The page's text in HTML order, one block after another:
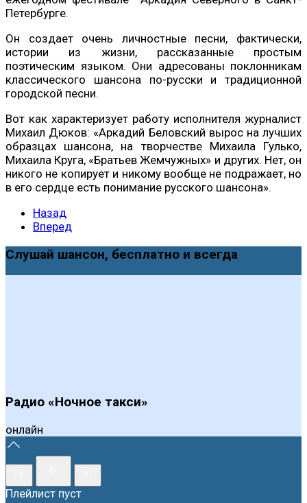
Петербурге.
Он создает очень личностные песни, фактически,
истории из жизни, рассказанные простым
поэтическим языком. Они адресованы поклонникам
классического шансона по-русски и традиционной
городской песни.
Вот как характеризует работу исполнителя журналист
Михаил Дюков: «Аркадий Беловский вырос на лучших
образцах шансона, на творчестве Михаила Гулько,
Михаила Круга, «Братьев Жемчужных» и других. Нет, он
никого не копирует и никому вообще не подражает, но
в его сердце есть понимание русского шансона».
Назад
Вперед
Слушай шансон, бесплатно и всегда
Радио «Ночное такси»
онлайн
Плейлист пуст